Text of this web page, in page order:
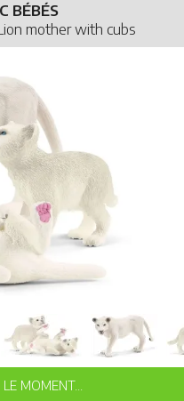
BÉBÉS
mother with cubs